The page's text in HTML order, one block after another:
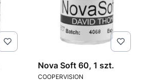
Nova Soft 60, 1 szt.
PRODUCENT
COOPERVISION